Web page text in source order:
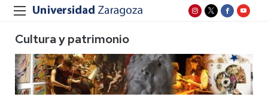
Cultura y patrimonio